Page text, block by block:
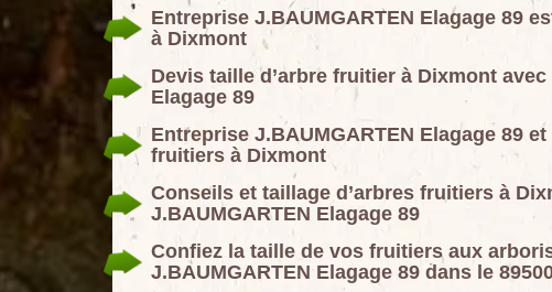
Entreprise J.BAUMGARTEN Elagage 89
à Dixmont
Devis taille d’arbre fruitier à Dixmont
Elagage 89
Entreprise J.BAUMGARTEN Elagage 89
fruitiers à Dixmont
Conseils et taillage d’arbres fruitiers à
J.BAUMGARTEN Elagage 89
Confiez la taille de vos fruitiers aux
J.BAUMGARTEN Elagage 89 dans le